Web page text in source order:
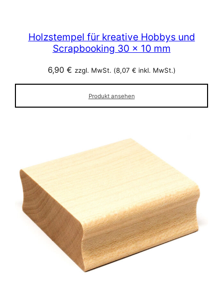
Holzstempel für kreative Hobbys und
Scrapbooking 30 x 10 mm
6,90 € zzgl. MwSt. (8,07 € inkl. MwSt.)
Produkt ansehen